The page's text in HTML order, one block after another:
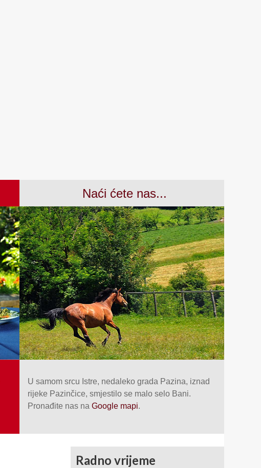
Naći ćete nas...
U samom srcu Istre, nedaleko grada Pazina, iznad
rijeke Pazinčice, smjestilo se malo selo Bani.
Pronađite nas na Google mapi.
Radno vrijeme